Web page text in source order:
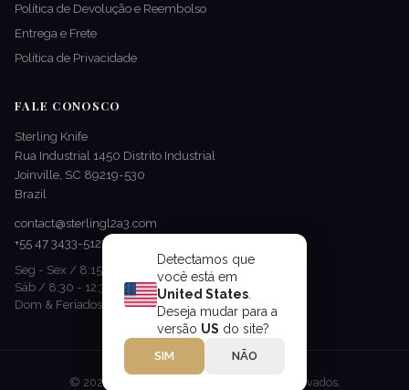
Detectamos que
você está em
United States.
Deseja mudar para a
versão US do site?
SIM NÃO
Política de Devolução e Reembolso
Entrega e Frete
Política de Privacidade
FALE CONOSCO
Sterling Knife
Rua Industrial 1450 Distrito Industrial
Joinville, SC 89219-530
Brazil
contact@sterlingl2a3.com
+55 47 3433-5127
Seg - Sex / 8:15 - 17:00
Sáb / 8:30 - 12:30
Dom & Feriados / Fechado
© 2026 Sterling Knife. Todos os direitos reservados.